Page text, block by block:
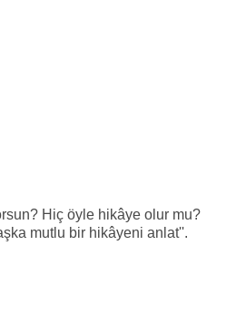
Hiç öyle hikâye olur mu?
mutlu bir hikâyeni anlat''.